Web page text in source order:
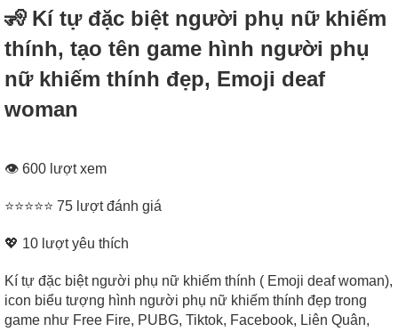
🧏‍ Kí tự đặc biệt người phụ nữ khiếm
thính, tạo tên game hình người phụ
nữ khiếm thính đẹp, Emoji deaf
woman
👁 600 lượt xem
⭐⭐⭐⭐⭐ 75 lượt đánh giá
💖 10 lượt yêu thích
Kí tự đặc biệt người phụ nữ khiếm thính ( Emoji deaf woman),
icon biểu tượng hình người phụ nữ khiếm thính đẹp trong
game như Free Fire, PUBG, Tiktok, Facebook, Liên Quân,